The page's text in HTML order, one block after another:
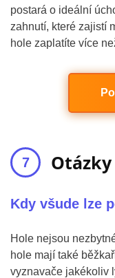
postará o ideální
zahnutí, které zajistí
hole zaplatíte více
Kdy všude lze
Hole nejsou
hole mají také
vyznavače jakékoliv